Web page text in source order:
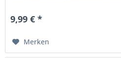
9,99 € *
Merken